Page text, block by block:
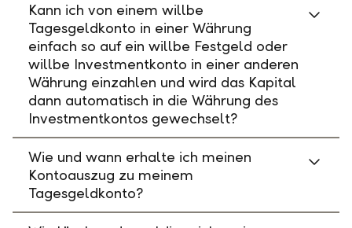
Kann ich von einem willbe
Tagesgeldkonto in einer Währung
einfach so auf ein willbe Festgeld oder
willbe Investmentkonto in einer anderen
Währung einzahlen und wird das Kapital
dann automatisch in die Währung des
Investmentkontos gewechselt?
Wie und wann erhalte ich meinen
Kontoauszug zu meinem
Tagesgeldkonto?